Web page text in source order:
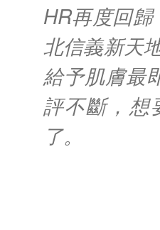
HR再度回
北信義新天
給予肌膚最
評不斷，想
了。